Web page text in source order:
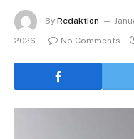
By Redaktion
2026
No Comments